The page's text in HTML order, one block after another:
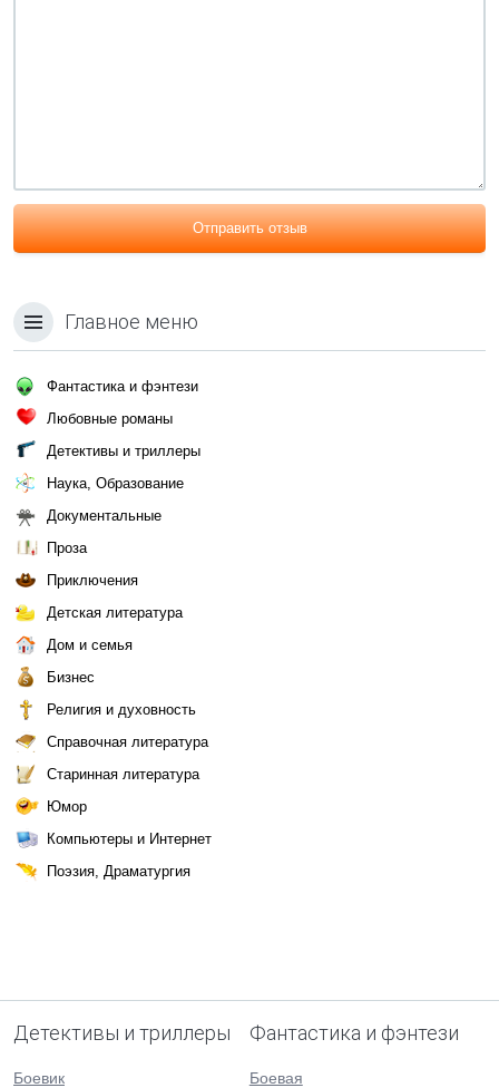
Отправить отзыв
Главное меню
Фантастика и фэнтези
Любовные романы
Детективы и триллеры
Наука, Образование
Документальные
Проза
Приключения
Детская литература
Дом и семья
Бизнес
Религия и духовность
Справочная литература
Старинная литература
Юмор
Компьютеры и Интернет
Поэзия, Драматургия
Детективы и триллеры
Боевик
Фантастика и фэнтези
Боевая